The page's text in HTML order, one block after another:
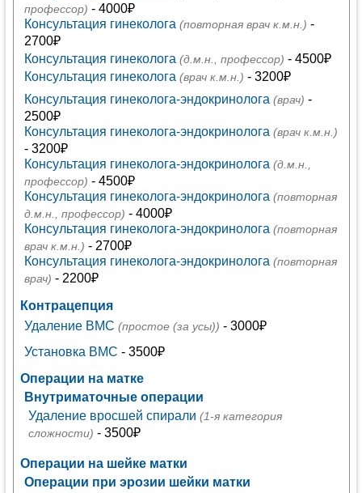
профессор) - 4000₽
Консультация гинеколога (повторная врач к.м.н.) -
2700₽
Консультация гинеколога (д.м.н., профессор) - 4500₽
Консультация гинеколога (врач к.м.н.) - 3200₽
Консультация гинеколога-эндокринолога (врач) -
2500₽
Консультация гинеколога-эндокринолога (врач к.м.н.)
- 3200₽
Консультация гинеколога-эндокринолога (д.м.н.,
профессор) - 4500₽
Консультация гинеколога-эндокринолога (повторная
д.м.н., профессор) - 4000₽
Консультация гинеколога-эндокринолога (повторная
врач к.м.н.) - 2700₽
Консультация гинеколога-эндокринолога (повторная
врач) - 2200₽
Контрацепция
Удаление ВМС (простое (за усы)) - 3000₽
Установка ВМС - 3500₽
Операции на матке
Внутриматочные операции
Удаление вросшей спирали (1-я категория
сложности) - 3500₽
Операции на шейке матки
Операции при эрозии шейки матки